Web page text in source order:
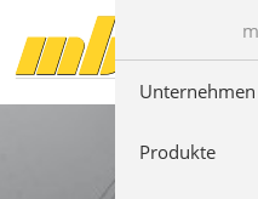
Direkt zur Hauptnavigation
Direkt zum Inhalt springen
Unternehmen
Produkte